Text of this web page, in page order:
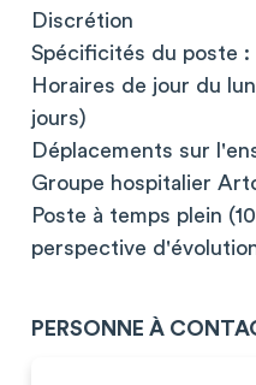
Discrétion
Spécificités du poste :
Horaires de jour du
jours)
Déplacements sur
Groupe hospitalier
Poste à temps plein
perspective
PERSONNE À